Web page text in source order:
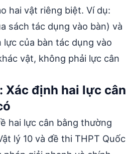
hai vật riêng biệt. Ví dụ:
sách tác dụng vào bàn) và
lực của bàn tác dụng vào
vật, không phải lực cân
Xác định hai lực cân
hai lực cân bằng thường
lý 10 và đề thi THPT Quốc